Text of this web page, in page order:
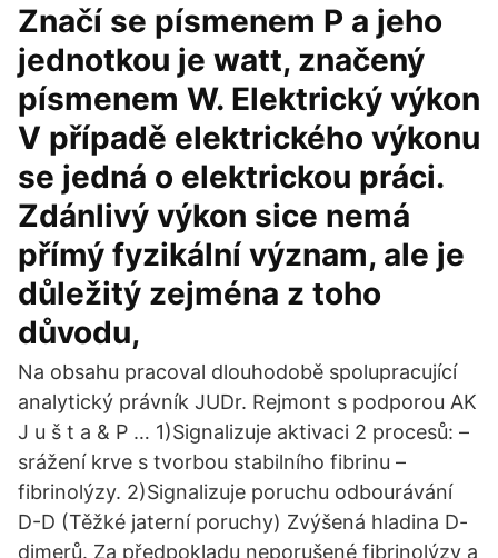
Značí se písmenem P a jeho
jednotkou je watt, značený
písmenem W. Elektrický výkon
V případě elektrického výkonu
se jedná o elektrickou práci.
Zdánlivý výkon sice nemá
přímý fyzikální význam, ale je
důležitý zejména z toho
důvodu,
Na obsahu pracoval dlouhodobě spolupracující
analytický právník JUDr. Rejmont s podporou AK
J u š t a & P … 1)Signalizuje aktivaci 2 procesů: –
srážení krve s tvorbou stabilního fibrinu –
fibrinolýzy. 2)Signalizuje poruchu odbourávání
D-D (Těžké jaterní poruchy) Zvýšená hladina D-
dimerů. Za předpokladu neporušené fibrinolýzy a